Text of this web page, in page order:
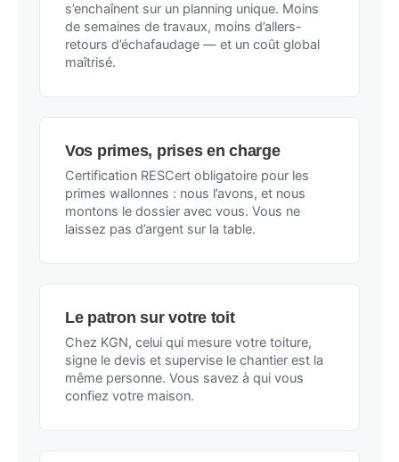
s’enchaînent sur un planning unique. Moins
de semaines de travaux, moins d’allers-
retours d’échafaudage — et un coût global
maîtrisé.
Vos primes, prises en charge
Certification RESCert obligatoire pour les
primes wallonnes : nous l’avons, et nous
montons le dossier avec vous. Vous ne
laissez pas d’argent sur la table.
Le patron sur votre toit
Chez KGN, celui qui mesure votre toiture,
signe le devis et supervise le chantier est la
même personne. Vous savez à qui vous
confiez votre maison.